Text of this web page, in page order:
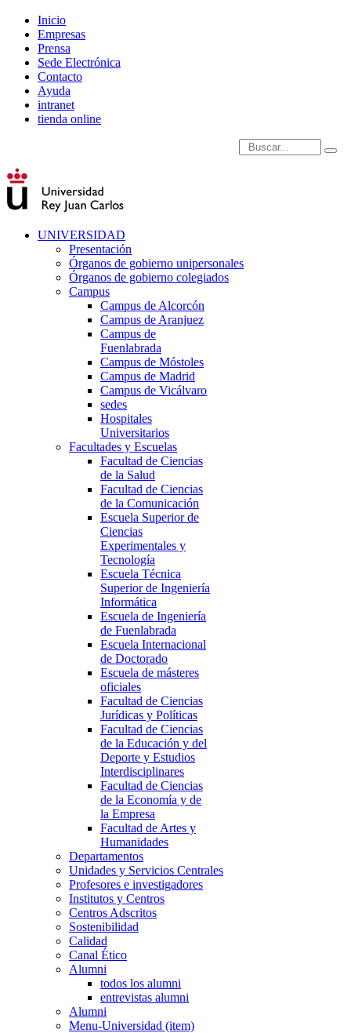
Inicio
Empresas
Prensa
Sede Electrónica
Contacto
Ayuda
intranet
tienda online
Introduce términos de
UNIVERSIDAD
Presentación
Órganos de gobierno unipersonales
Órganos de gobierno colegiados
Campus
Campus de Alcorcón
Campus de Aranjuez
Campus de
Fuenlabrada
Campus de Móstoles
Campus de Madrid
Campus de Vicálvaro
sedes
Hospitales
Universitarios
Facultades y Escuelas
Facultad de Ciencias
de la Salud
Facultad de Ciencias
de la Comunicación
Escuela Superior de
Ciencias
Experimentales y
Tecnología
Escuela Técnica
Superior de Ingeniería
Informática
Escuela de Ingeniería
de Fuenlabrada
Escuela Internacional
de Doctorado
Escuela de másteres
oficiales
Facultad de Ciencias
Jurídicas y Políticas
Facultad de Ciencias
de la Educación y del
Deporte y Estudios
Interdisciplinares
Facultad de Ciencias
de la Economía y de
la Empresa
Facultad de Artes y
Humanidades
Departamentos
Unidades y Servicios Centrales
Profesores e investigadores
Institutos y Centros
Centros Adscritos
Sostenibilidad
Calidad
Canal Ético
Alumni
todos los alumni
entrevistas alumni
Alumni
Menu-Universidad (item)